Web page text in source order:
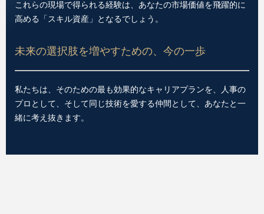
これらの現場で得られる経験は、あなたの市場価値を飛躍的に
高める「スキル資産」となるでしょう。
未来の選択肢を増やすための、今の一歩
私たちは、そのための最も効果的なキャリアプランを、人事の
プロとして、そして同じ技術を愛する仲間として、あなたと一
緒に考え抜きます。